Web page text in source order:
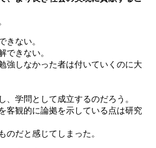
きない。
できない。
強しなかった者は付いていくのに大
、学問として成立するのだろう。
客観的に論拠を示している点は研究
のだと感じてしまった。